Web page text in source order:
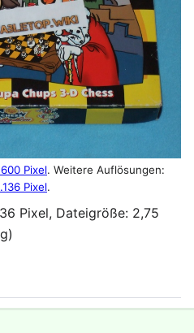
Pixel. Weitere Auflösungen:
Pixel.
Pixel, Dateigröße: 2,75
)